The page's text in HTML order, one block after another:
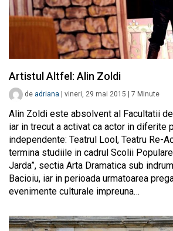
Artistul Altfel: Alin Zoldi
de adriana vineri, 29 mai 2015 7 Minute
Alin Zoldi este absolvent al Facultatii
iar in trecut a activat ca actor in diferite
independente: Teatrul Lool, Teatru Re-
termina studiile in cadrul Scolii
Jarda”, sectia Arta Dramatica sub
Bacioiu, iar in perioada urmatoarea
evenimente culturale impreuna…